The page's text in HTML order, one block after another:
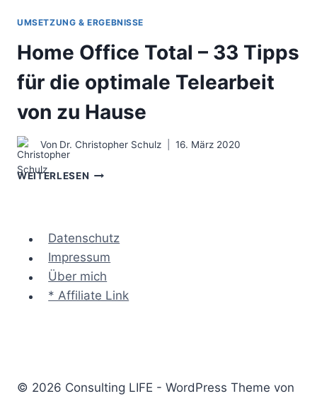
UMSETZUNG & ERGEBNISSE
Home Office Total – 33 Tipps
für die optimale Telearbeit
von zu Hause
Von Dr. Christopher Schulz 16. März 2020
WEITERLESEN HOME
33
TIPPS
FÜR
DIE
OPTIMALE
Datenschutz
Impressum
Über mich
* Affiliate Link
© 2026 Consulting LIFE - WordPress Theme von